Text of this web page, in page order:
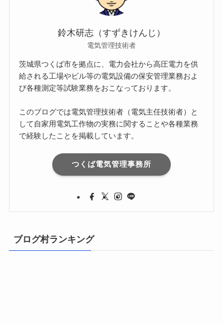
鈴木研志（すずきけんじ）
電気管理技術者
茨城県つくば市を拠点に、電力会社から高圧電力を供
給される工場やビル等の電気設備の保安管理業務およ
び各種測定等試験業務をおこなっております。
このブログでは電気管理技術者（電気主任技術者）と
して自家用電気工作物の実務に関することや各種業務
で経験したことを掲載しています。
つくば電気管理事務所
ブログ村ランキング